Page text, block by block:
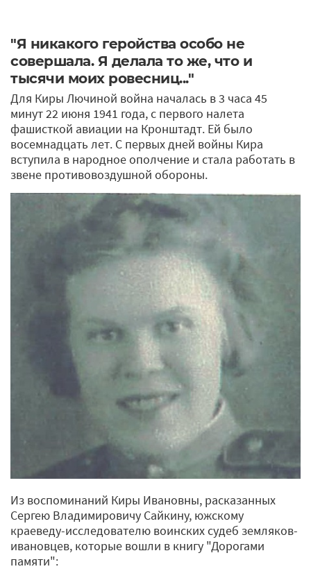
"Я никакого геройства особо не
совершала. Я делала то же, что и
тысячи моих ровесниц..."
Для Киры Лючиной война началась в 3 часа 45
минут 22 июня 1941 года, с первого налета
фашисткой авиации на Кронштадт. Ей было
восемнадцать лет. С первых дней войны Кира
вступила в народное ополчение и стала работать в
звене противовоздушной обороны.
Из воспоминаний Киры Ивановны, расказанных
Сергею Владимировичу Сайкину, южскому
краеведу-исследователю воинских судеб земляков-
ивановцев, которые вошли в книгу "Дорогами
памяти":